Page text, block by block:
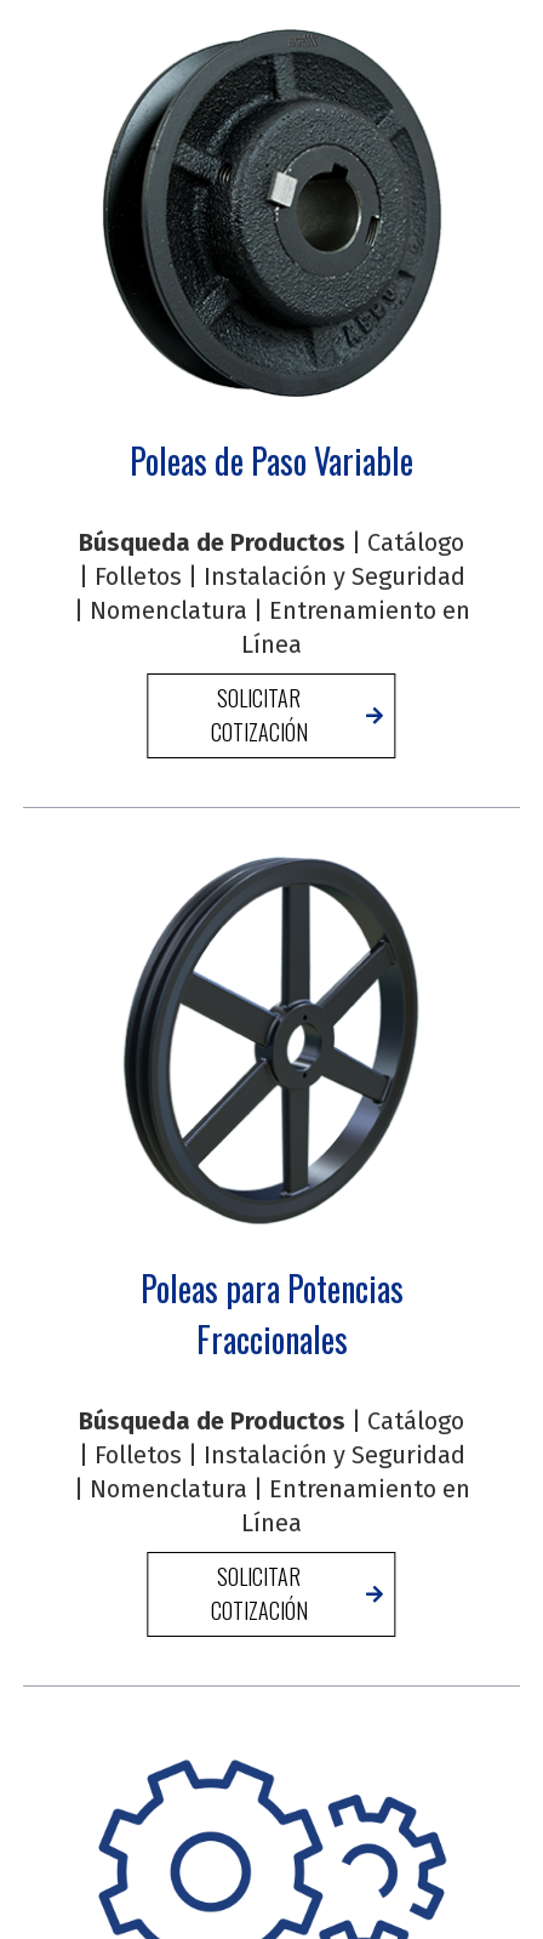
Poleas de Paso Variable
Búsqueda de Productos
Catálogo
Folletos
Instalación y Seguridad
Nomenclatura
Entrenamiento en
Línea
SOLICITAR
COTIZACIÓN
Poleas para Potencias
Fraccionales
Búsqueda de Productos
Catálogo
Folletos
Instalación y Seguridad
Nomenclatura
Entrenamiento en
Línea
SOLICITAR
COTIZACIÓN